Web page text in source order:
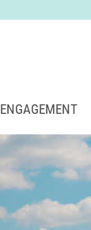
ENGAGEMENT